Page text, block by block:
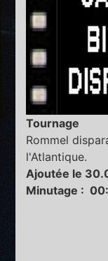
Tournage
Rommel
l'Atlantique.
Ajoutée le
Minutage :